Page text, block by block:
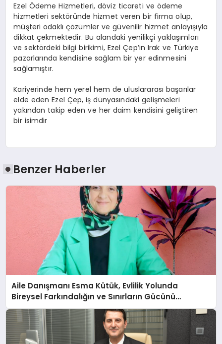
Ezel Ödeme Hizmetleri, döviz ticareti ve ödeme
hizmetleri sektöründe hizmet veren bir firma olup,
müşteri odaklı çözümler ve güvenilir hizmet anlayışıyla
dikkat çekmektedir. Bu alandaki yenilikçi yaklaşımları
ve sektördeki bilgi birikimi, Ezel Çep’in Irak ve Türkiye
pazarlarında kendisine sağlam bir yer edinmesini
sağlamıştır.
Kariyerinde hem yerel hem de uluslararası başarılar
elde eden Ezel Çep, iş dünyasındaki gelişmeleri
yakından takip eden ve her daim kendisini geliştiren
bir isimdir
Benzer Haberler
Aile Danışmanı Esma Kütük, Evlilik Yolunda
Bireysel Farkındalığın ve Sınırların Gücünü
Anlatıyor